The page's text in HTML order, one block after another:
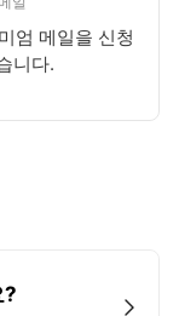
엄 메일을 신청
니다.
?